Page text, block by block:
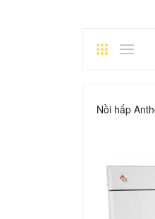
Nồi hấp